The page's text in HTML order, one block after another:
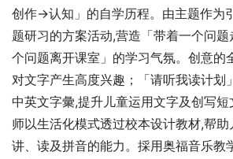
创作→认知」的自学历程。由主题作为
题研习的方案活动,营造「带着一个问
个问题离开课室」的学习气氛。创意的
对文字产生高度兴趣；「请听我读计划
中英文字彙,提升儿童运用文字及创写
师以生活化模式透过校本设计教材,帮助
讲、读及拼音的能力。採用奥福音乐教